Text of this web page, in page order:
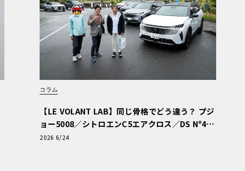
コラム
【LE VOLANT LAB】同じ骨格でどう違う？ プジ
ョー5008／シトロエンC5エアクロス／DS Nº4
読者一気乗りレポート
2026 6/24